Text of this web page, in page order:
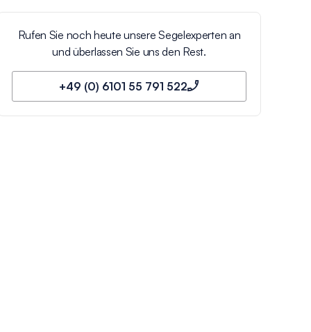
Rufen Sie noch heute unsere Segelexperten an
und überlassen Sie uns den Rest.
+49 (0) 6101 55 791 522